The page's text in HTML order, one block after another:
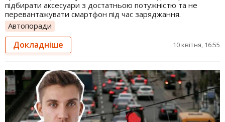
підбирати аксесуари з достатньою потужністю та не
перевантажувати смартфон під час заряджання.
Автопоради
Докладніше 10 квітня, 16:55